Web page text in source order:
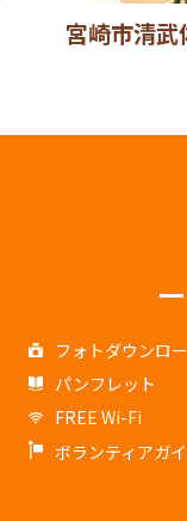
宮崎市清武
フォトダウンロ
パンフレット
FREE Wi-Fi
ボランティアガ